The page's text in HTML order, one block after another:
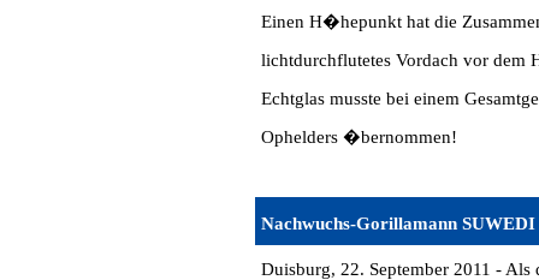
Einen H�hepunkt hat die
lichtdurchflutetes Vordach vor dem
Echtglas musste bei einem
Ophelders �bernommen!
Nachwuchs-Gorillamann
Duisburg, 22. September 2011 -